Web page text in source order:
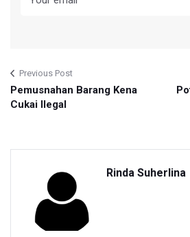
Previous Post
Pemusnahan Barang Kena
Cukai Ilegal
Rinda Suherlina